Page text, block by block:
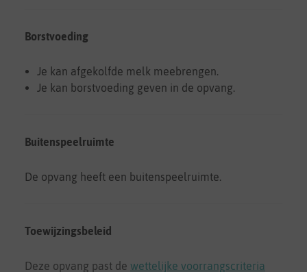
Borstvoeding
Je kan afgekolfde melk meebrengen.
Je kan borstvoeding geven in de opvang.
Buitenspeelruimte
De opvang heeft een buitenspeelruimte.
Toewijzingsbeleid
Deze opvang past de wettelijke voorrangscriteria